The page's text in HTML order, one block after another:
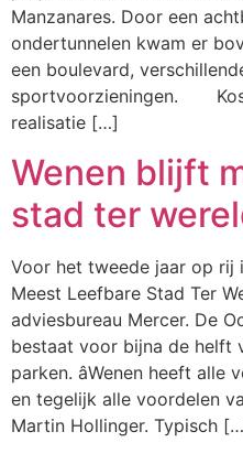
Manzanares. Door een
ondertunnelen kwam er
een boulevard,
sportvoorzieningen.
realisatie […]
Wenen blijft
stad ter
Voor het tweede jaar op rij
Meest Leefbare Stad Ter
adviesbureau Mercer. De
bestaat voor bijna de helft
parken. âWenen heeft
en tegelijk alle voordelen
Martin Hollinger. Typisch